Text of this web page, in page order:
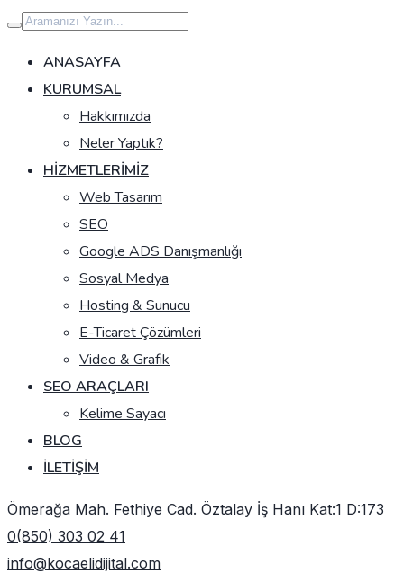
İçeriğe
geç
ANASAYFA
KURUMSAL
Hakkımızda
Neler Yaptık?
HIZMETLERIMIZ
Web Tasarım
SEO
Google ADS Danışmanlığı
Sosyal Medya
Hosting & Sunucu
E-Ticaret Çözümleri
Video & Grafik
SEO ARAÇLARI
Kelime Sayacı
BLOG
İLETIŞIM
Ömerağa Mah. Fethiye Cad. Öztalay İş Hanı Kat:1 D:173
0(850) 303 02 41
info@kocaelidijital.com